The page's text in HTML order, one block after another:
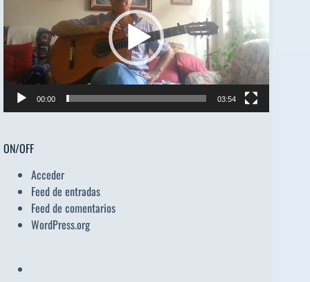
00:00 03:54
ON/OFF
Acceder
Feed de entradas
Feed de comentarios
WordPress.org